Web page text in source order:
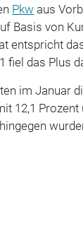
Pkw aus
Basis von
entspricht
fiel das Plus
im Januar
12,1 Prozent